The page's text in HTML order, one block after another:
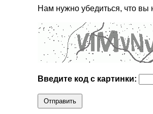
Нам нужно убедиться, что вы
Введите код с картинки:
Отправить